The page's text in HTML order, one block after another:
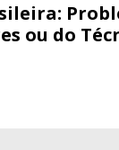
ou do